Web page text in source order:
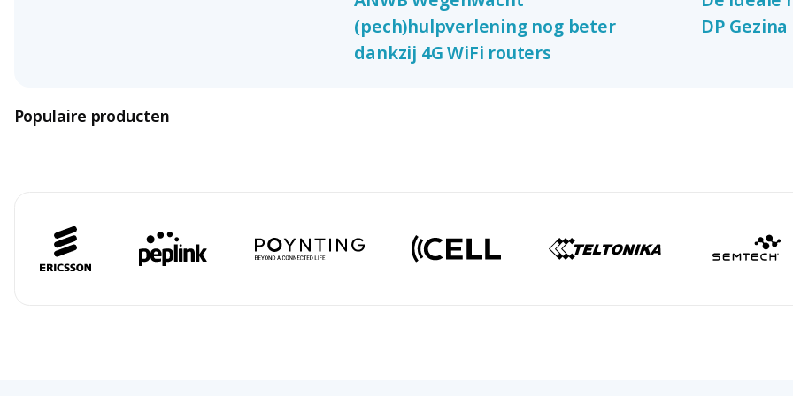
(pech)hulpverlening nog beter
dankzij 4G WiFi routers
DP Gezina
Populaire producten